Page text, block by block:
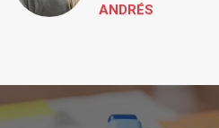
ANDRÉS